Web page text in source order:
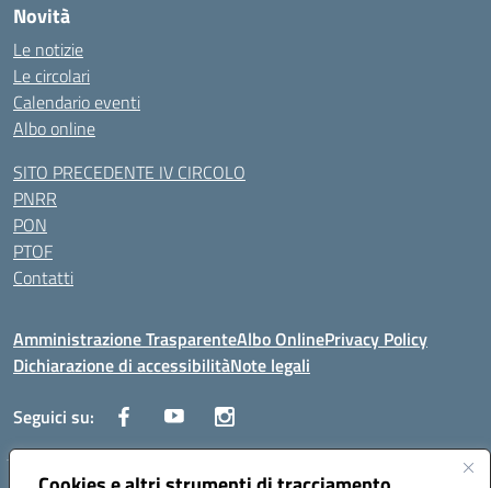
Novità
Le notizie
Le circolari
Calendario eventi
Albo online
SITO PRECEDENTE IV CIRCOLO
PNRR
PON
PTOF
Contatti
Amministrazione TrasparenteAlbo OnlinePrivacy Policy
Dichiarazione di accessibilitàNote legali
Seguici su: